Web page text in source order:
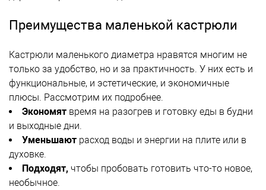
Преимущества маленькой кастрюли
Кастрюли маленького диаметра нравятся многим не
только за удобство, но и за практичность. У них есть и
функциональные, и эстетические, и экономичные
плюсы. Рассмотрим их подробнее.
Экономят время на разогрев и готовку еды в будни
и выходные дни.
Уменьшают расход воды и энергии на плите или в
духовке.
Подходят, чтобы пробовать готовить что-то новое,
необычное.